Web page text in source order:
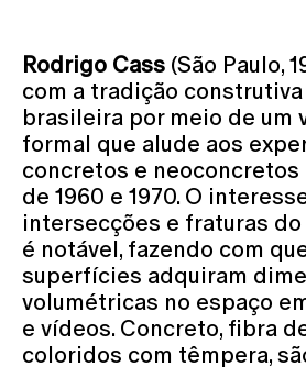
Rodrigo Cass (São Paulo,
com a tradição
brasileira por meio de um
formal que alude aos
concretos e neoconcretos
de 1960 e 1970. O
intersecções e fraturas
é notável, fazendo com
superfícies adquiram
volumétricas no espaço
e vídeos. Concreto, fibra
coloridos com têmpera,